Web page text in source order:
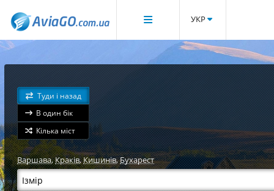
УКР
Туди і назад
В один бік
Кілька міст
Варшава,Краків,Кишинів,Бухарест